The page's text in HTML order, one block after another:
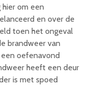
om een
en over de
toen het ongeval
brandweer van
oefenavond
heeft een deur
is met spoed